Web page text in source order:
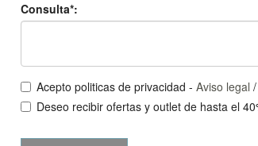
Consulta*:
Acepto politicas de privacidad - Aviso legal /
Deseo recibir ofertas y outlet de hasta el